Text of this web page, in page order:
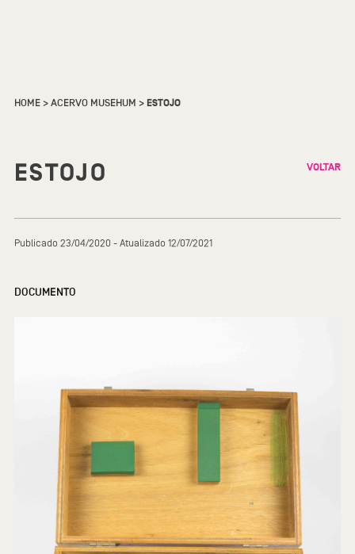
HOME>ACERVO MUSEHUM >ESTOJO
ESTOJO VOLTAR
Publicado 23/04/2020 - Atualizado 12/07/2021
DOCUMENTO